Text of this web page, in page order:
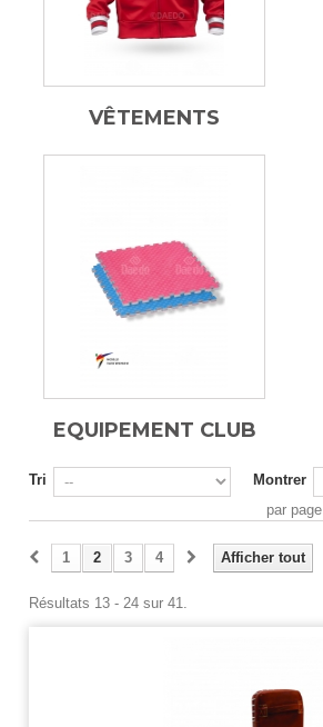
VÊTEMENTS
EQUIPEMENT CLUB
Tri
Montrer
par page
Afficher tout
1 2 3 4
Résultats 13 - 24 sur 41.